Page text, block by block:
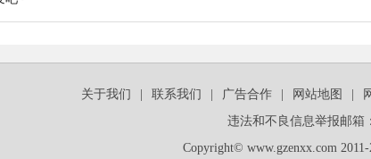
关于我们 联系我们 广告合作 网站地图
违法和不良信息举报邮箱
Copyright© www.gzenxx.com 2011-